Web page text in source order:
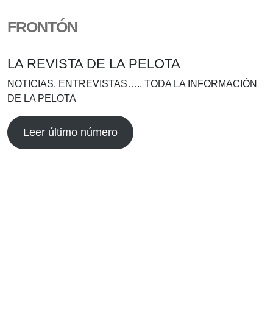
FRONTÓN
LA REVISTA DE LA PELOTA
NOTICIAS, ENTREVISTAS….. TODA LA INFORMACIÓN
DE LA PELOTA
Leer último número